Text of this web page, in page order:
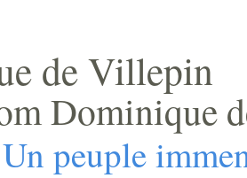
de Villepin
Dominique
Un peuple